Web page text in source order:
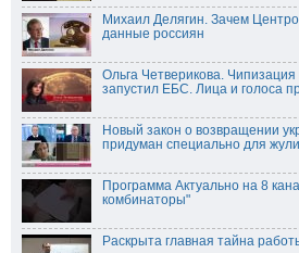
Михаил Делягин. Зачем
данные россиян
Ольга Четверикова.
запустил ЕБС. Лица и голоса
Новый закон о возвращении
придуман специально для
Программа Актуально на 8
комбинаторы"
Раскрыта главная тайна